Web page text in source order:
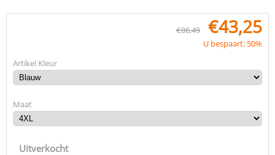
€86,49 €43,25
U bespaart: 50%
Artikel Kleur
Maat
Uitverkocht